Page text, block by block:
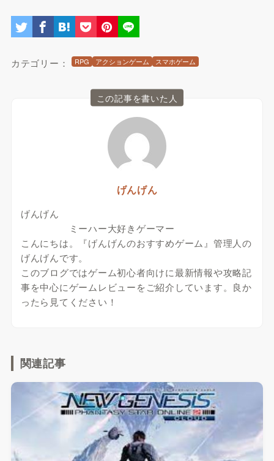
カテゴリー： RPG アクションゲーム スマホゲーム
この記事を書いた人
げんげん
げんげん
ミーハー大好きゲーマー
こんにちは。『げんげんのおすすめゲーム』管理人の
げんげんです。
このブログではゲーム初心者向けに最新情報や攻略記
事を中心にゲームレビューをご紹介しています。良か
ったら見てください！
関連記事